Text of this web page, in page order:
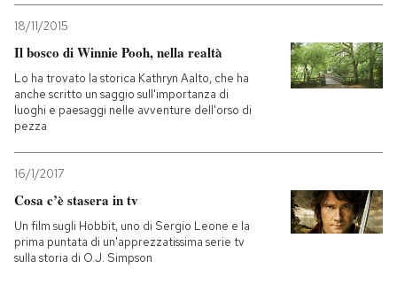
NEWSLETTER
SHOP
CALENDARIO
AREA PERSONALE
18/11/2015
Il bosco di Winnie Pooh, nella realtà
Lo ha trovato la storica Kathryn Aalto, che ha
anche scritto un saggio sull'importanza di
luoghi e paesaggi nelle avventure dell'orso di
pezza
16/1/2017
Cosa c’è stasera in tv
Un film sugli Hobbit, uno di Sergio Leone e la
prima puntata di un'apprezzatissima serie tv
sulla storia di O.J. Simpson